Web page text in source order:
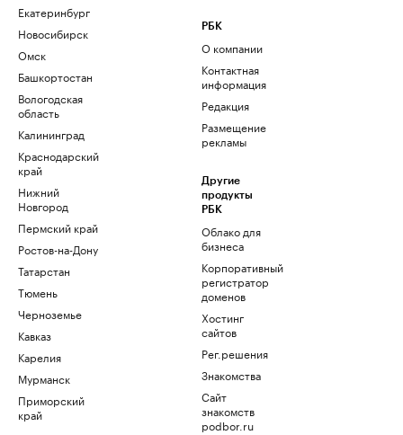
Екатеринбург
Новосибирск
Омск
Башкортостан
Вологодская
область
Калининград
Краснодарский
край
Нижний
Новгород
Пермский край
Ростов-на-Дону
Татарстан
Тюмень
Черноземье
Кавказ
Карелия
Мурманск
Приморский
край
РБК
О компании
Контактная
информация
Редакция
Размещение
рекламы
Другие
продукты
РБК
Облако для
бизнеса
Корпоративный
регистратор
доменов
Хостинг
сайтов
Рег.решения
Знакомства
Сайт
знакомств
podbor.ru